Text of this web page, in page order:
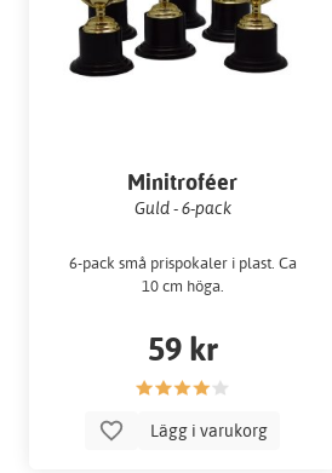
Minitroféer
Guld - 6-pack
6-pack små prispokaler i plast. Ca
10 cm höga.
59 kr
Lägg i varukorg